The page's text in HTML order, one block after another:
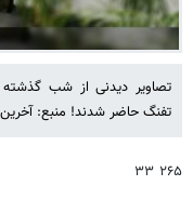
تصاویر دیدنی از شب گذشته
تفنگ حاضر شدند! منبع:
۲۶۵ ۳۳